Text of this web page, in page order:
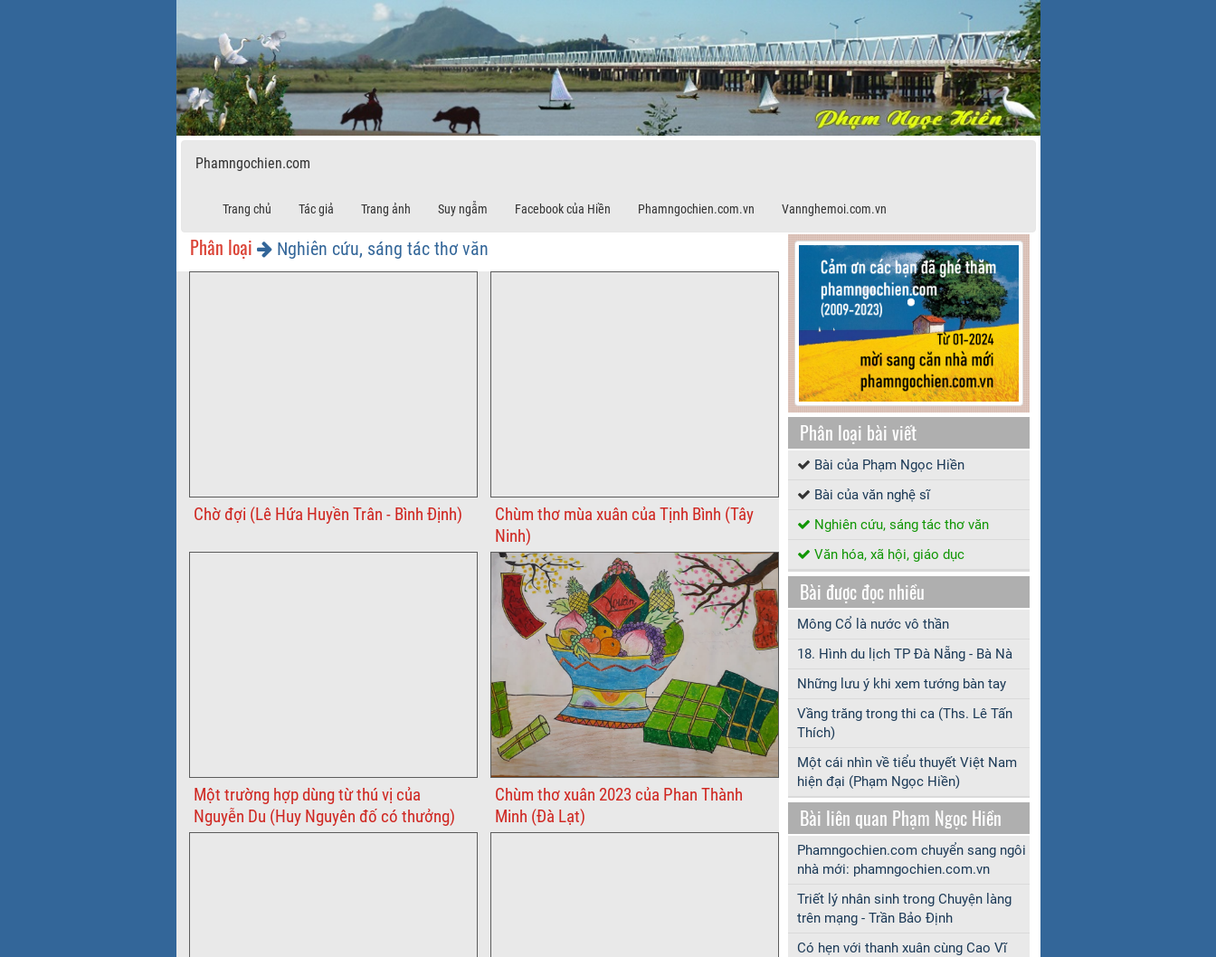
Phamngochien.com
Trang chủ Tác giả Trang ảnh Suy ngẫm Facebook của Hiền Phamngochien.com.vn Vannghemoi.com.vn
Phân loại Nghiên cứu, sáng tác thơ văn
Chờ đợi (Lê Hứa Huyền Trân - Bình Định)
Chùm thơ mùa xuân của Tịnh Bình (Tây
Ninh)
Một trường hợp dùng từ thú vị của
Nguyễn Du (Huy Nguyên đố có thưởng)
Chùm thơ xuân 2023 của Phan Thành
Minh (Đà Lạt)
Phân loại bài viết
Bài của Phạm Ngọc Hiền
Bài của văn nghệ sĩ
Nghiên cứu, sáng tác thơ văn
Văn hóa, xã hội, giáo dục
Bài được đọc nhiều
Mông Cổ là nước vô thần
18. Hình du lịch TP Đà Nẵng - Bà Nà
Những lưu ý khi xem tướng bàn tay
Vầng trăng trong thi ca (Ths. Lê Tấn
Thích)
Một cái nhìn về tiểu thuyết Việt Nam
hiện đại (Phạm Ngọc Hiền)
Bài liên quan Phạm Ngọc Hiền
Phamngochien.com chuyển sang ngôi
nhà mới: phamngochien.com.vn
Triết lý nhân sinh trong Chuyện làng
trên mạng - Trần Bảo Định
Có hẹn với thanh xuân cùng Cao Vĩ